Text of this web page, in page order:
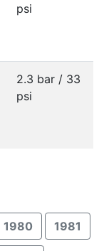
psi
2.3 bar / 33
psi
1980 1981